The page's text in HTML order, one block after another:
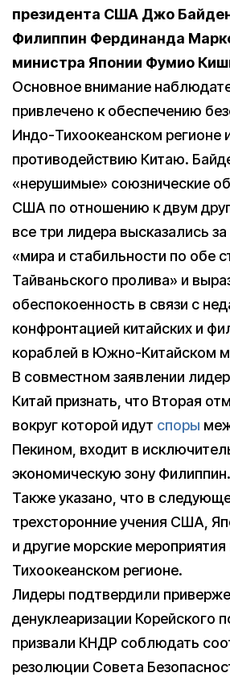
президента США Джо
Филиппин Фердинанда
министра Японии Фумио
Основное внимание
привлечено к обеспечению
Индо-Тихоокеанском регионе
противодействию Китаю.
«нерушимые» союзнические
США по отношению к двум
все три лидера высказались
«мира и стабильности по обе
Тайваньского пролива» и
обеспокоенность в связи с
конфронтацией китайских и
кораблей в Южно-Китайском
В совместном заявлении
Китай признать, что Вторая
вокруг которой идут споры
Пекином, входит в
экономическую зону Филиппин.
Также указано, что в
трехсторонние учения США,
и другие морские
Тихоокеанском регионе.
Лидеры подтвердили
денуклеаризации Корейского
призвали КНДР соблюдать
резолюции Совета